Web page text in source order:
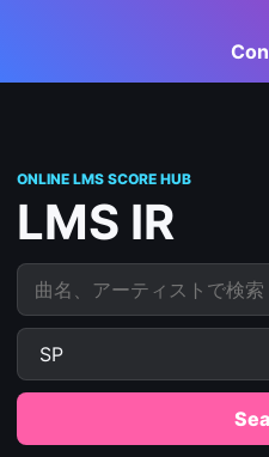
ONLINE LMS SCORE HUB
LMS IR
曲名、アーティストで検索